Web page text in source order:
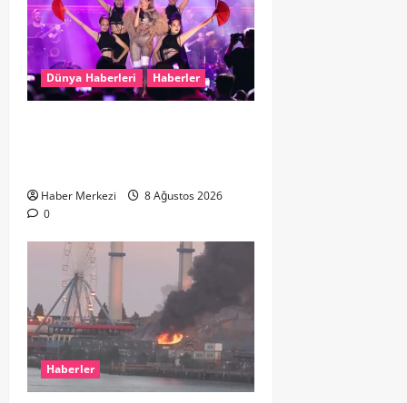
Dünya Haberleri Haberler
Haber Merkezi
8 Ağustos 2026
0
Haberler